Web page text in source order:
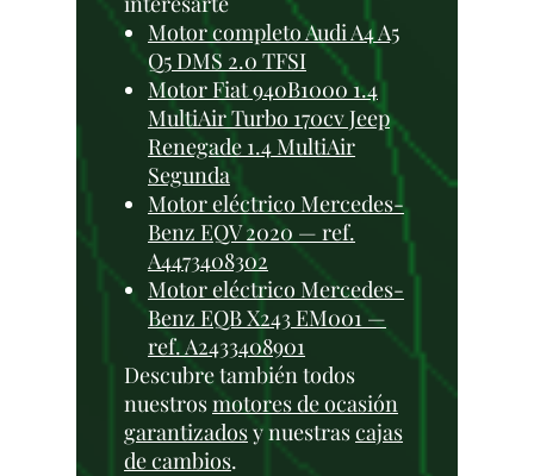
Motor completo Audi A4 A5
Q5 DMS 2.0 TFSI
Motor Fiat 940B1000 1.4
MultiAir Turbo 170cv Jeep
Renegade 1.4 MultiAir
Segunda
Motor eléctrico Mercedes-
Benz EQV 2020 — ref.
A4473408302
Motor eléctrico Mercedes-
Benz EQB X243 EM001 —
ref. A2433408901
Descubre también todos
nuestrosmotores de ocasión
garantizadosy nuestrascajas
de cambios.